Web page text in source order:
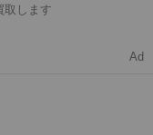
取します
Ad